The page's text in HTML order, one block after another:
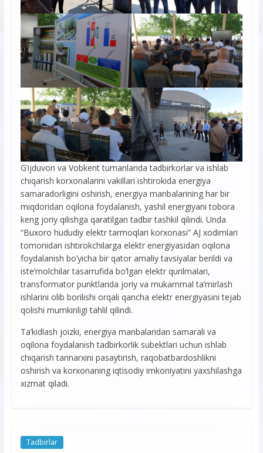
G’ijduvon va Vobkent tumanlarida tadbirkorlar va ishlab
chiqarish korxonalarini vakillari ishtirokida energiya
samaradorligini oshirish, energiya manbalarining har bir
miqdoridan oqilona foydalanish, yashil energiyani tobora
keng joriy qilishga qaratilgan tadbir tashkil qilindi. Unda
“Buxoro hududiy elektr tarmoqlari korxonasi” AJ xodimlari
tomonidan ishtirokchilarga elektr energiyasidan oqilona
foydalanish bo’yicha bir qator amaliy tavsiyalar berildi va
iste’molchilar tasarrufida bo’lgan elektr qurilmalari,
transformator punktlarida joriy va mukammal ta’mirlash
ishlarini olib borilishi orqali qancha elektr energiyasini tejab
qolishi mumkinligi tahlil qilindi.
Ta’kidlash joizki, energiya manbalaridan samarali va
oqilona foydalanish tadbirkorlik subektlari uchun ishlab
chiqarish tannarxini pasaytirish, raqobatbardoshlikni
oshirish va korxonaning iqtisodiy imkoniyatini yaxshilashga
xizmat qiladi.
Tadbirlar